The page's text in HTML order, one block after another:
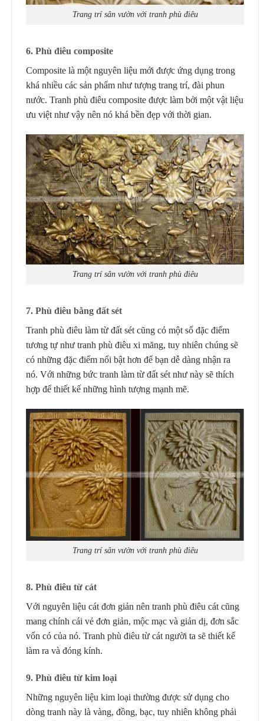
Trang trí sân vườn với tranh phù điêu
6. Phù điêu composite
Composite là một nguyên liệu mới được ứng dụng trong
khá nhiều các sản phẩm như tượng trang trí, đài phun
nước. Tranh phù điêu composite được làm bởi một vật liệu
ưu việt như vậy nên nó khá bền đẹp với thời gian.
Trang trí sân vườn với tranh phù điêu
7. Phù điêu bằng đất sét
Tranh phù điêu làm từ đất sét cũng có một số đặc điểm
tương tự như tranh phù điêu xi măng, tuy nhiên chúng sẽ
có những đặc điểm nổi bật hơn để bạn dễ dàng nhận ra
nó. Với những bức tranh làm từ đất sét như này sẽ thích
hợp để thiết kế những hình tượng mạnh mẽ.
Trang trí sân vườn với tranh phù điêu
8. Phù điêu từ cát
Với nguyên liệu cát đơn giản nên tranh phù điêu cát cũng
mang chính cái vẻ đơn giản, mộc mạc và giản dị, đơn sắc
vốn có của nó. Tranh phù điêu từ cát người ta sẽ thiết kế
làm ra và đóng kính.
9. Phù điêu từ kim loại
Những nguyên liệu kim loại thường được sử dụng cho
dòng tranh này là vàng, đồng, bạc, tuy nhiên không phải